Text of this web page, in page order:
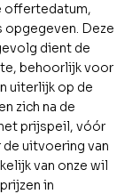
offertedatum,
opgegeven. Deze
dient de
behoorlijk voor
uiterlijk op de
zich na de
prijspeil, vóór
uitvoering van
van onze wil
in